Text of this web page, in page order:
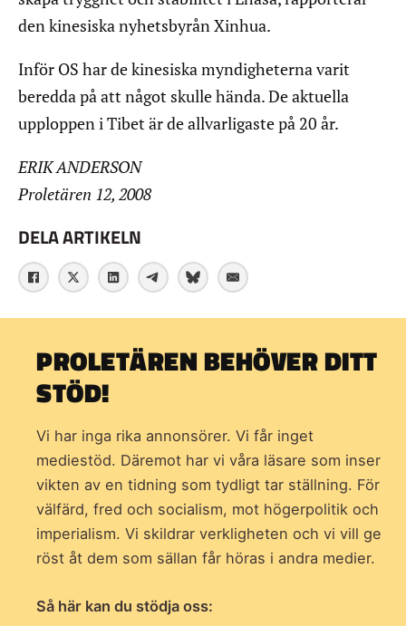
den kinesiska nyhetsbyrån Xinhua.
Inför OS har de kinesiska myndigheterna varit
beredda på att något skulle hända. De aktuella
upploppen i Tibet är de allvarligaste på 20 år.
ERIK ANDERSON
Proletären 12, 2008
DELA ARTIKELN
PROLETÄREN BEHÖVER DITT
STÖD!
Vi har inga rika annonsörer. Vi får inget
mediestöd. Däremot har vi våra läsare som inser
vikten av en tidning som tydligt tar ställning. För
välfärd, fred och socialism, mot högerpolitik och
imperialism. Vi skildrar verkligheten och vi vill ge
röst åt dem som sällan får höras i andra medier.
Så här kan du stödja oss: